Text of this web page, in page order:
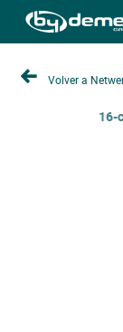
Volver a
16-